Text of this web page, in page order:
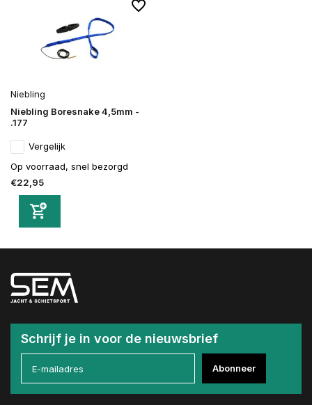
Niebling
Niebling Boresnake 4,5mm -
.177
Vergelijk
Op voorraad, snel bezorgd
€22,95
Schrijf je in voor de nieuwsbrief
Abonneer